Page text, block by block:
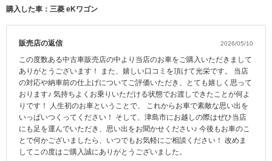
購入した車：三菱 eKワゴン
販売店の返信 2026/05/10
この度数ある中古車販売店の中より当店のお車をご購入いただきまして
ありがとうございます！ また、嬉しい口コミを頂けて光栄です。 当店
の対応や納車前の仕上げについてご評価いただき、とても嬉しく思って
おります♪ 気持ちよくお乗りいただける状態でお渡しできたことが何よ
りです！ 人生初のお車ということで、 これからお車で素敵な思い出を
いっぱいつくってください！ そして、津島市にお越しの際はぜひ当店
にも足を運んでいただき、思い出をお聞かせください♪ 今後もお車のこ
とで何かございましたら、いつでもお気軽にご相談ください！ 改めま
してこの度はご購入誠にありがとうございました。